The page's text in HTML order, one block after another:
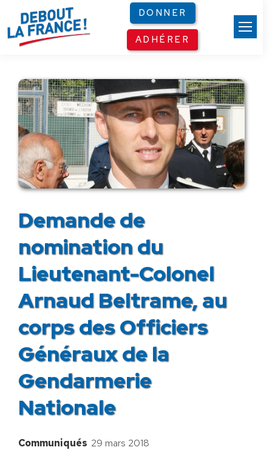
DONNER
ADHÉRER
Demande de
nomination du
Lieutenant-Colonel
Arnaud Beltrame, au
corps des Officiers
Généraux de la
Gendarmerie
Nationale
Communiqués 29 mars 2018
Panneau de gestion des cookies